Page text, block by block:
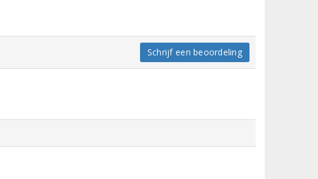
Schrijf een beoordeling